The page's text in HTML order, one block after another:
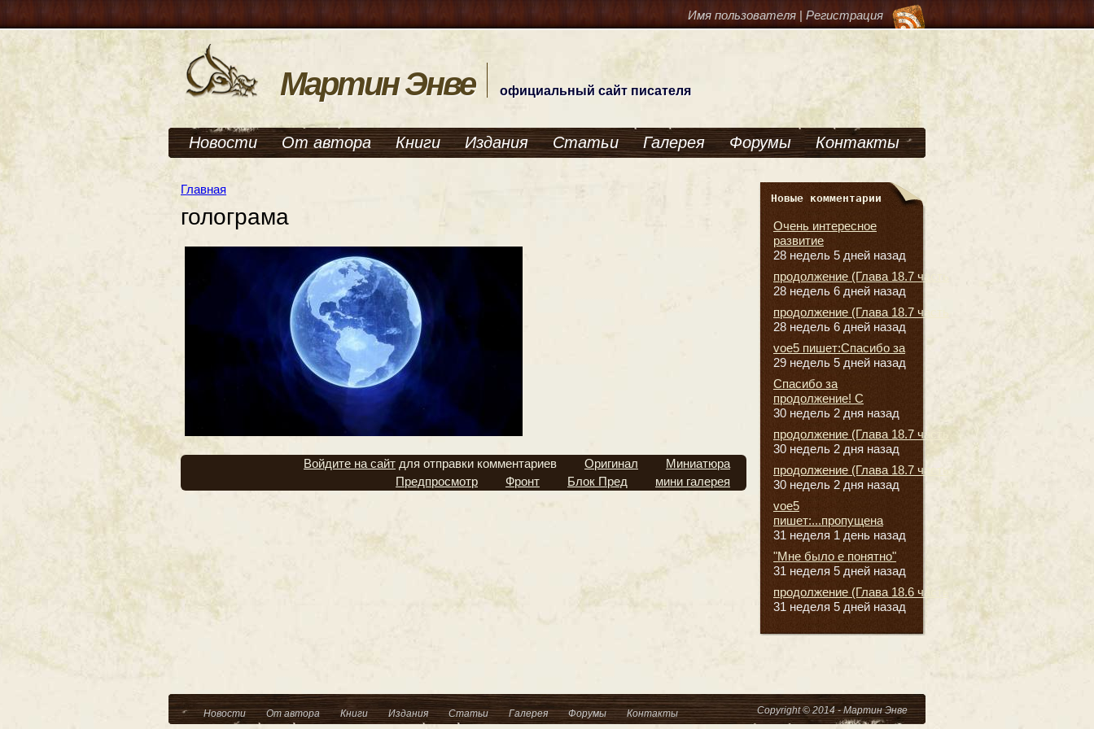
Имя пользователя | Регистрация
Мартин Энве официальный сайт писателя
Новости От автора Книги Издания Статьи Галерея Форумы Контакты
Главная
голограма
Войдите на сайт для отправки комментариев Оригинал
Миниатюра
Предпросмотр
Фронт Блок Пред мини галерея
Новые комментарии
Очень интересное
развитие
28 недель 5 дней назад
продолжение (Глава 18.7 часть
28 недель 6 дней назад
продолжение (Глава 18.7 часть
28 недель 6 дней назад
voe5 пишет:Спасибо за
29 недель 5 дней назад
Спасибо за
продолжение! С
30 недель 2 дня назад
продолжение (Глава 18.7 часть
30 недель 2 дня назад
продолжение (Глава 18.7 часть
30 недель 2 дня назад
voe5
пишет:...пропущена
31 неделя 1 день назад
"Мне было е понятно"
31 неделя 5 дней назад
продолжение (Глава 18.6 часть
31 неделя 5 дней назад
Copyright © 2014 - Мартин Энве
Новости От автора Книги Издания Статьи Галерея Форумы Контакты